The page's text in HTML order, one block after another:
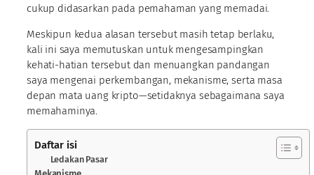
cukup didasarkan pada pemahaman yang memadai.
Meskipun kedua alasan tersebut masih tetap berlaku,
kali ini saya memutuskan untuk mengesampingkan
kehati-hatian tersebut dan menuangkan pandangan
saya mengenai perkembangan, mekanisme, serta masa
depan mata uang kripto—setidaknya sebagaimana saya
memahaminya.
Daftar isi
Ledakan Pasar